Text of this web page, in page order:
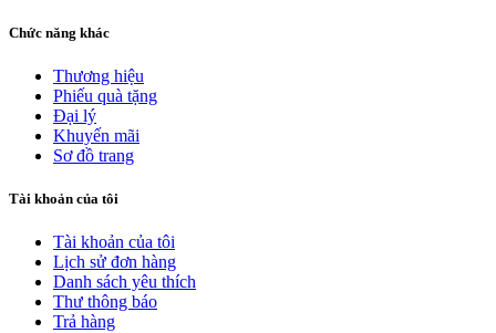
Chức năng khác
Thương hiệu
Phiếu quà tặng
Đại lý
Khuyến mãi
Sơ đồ trang
Tài khoản của tôi
Tài khoản của tôi
Lịch sử đơn hàng
Danh sách yêu thích
Thư thông báo
Trả hàng